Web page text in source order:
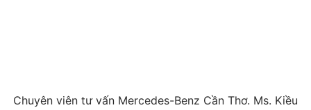
Chuyên viên tư vấn Mercedes-Benz Cần Thơ. Ms. Kiều